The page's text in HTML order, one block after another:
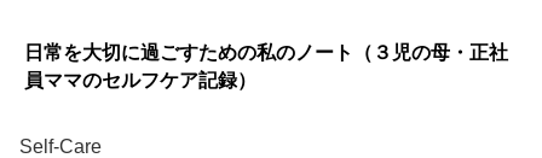
日常を大切に過ごすための私のノート（３児の母・正社
員ママのセルフケア記録）
Self-Care